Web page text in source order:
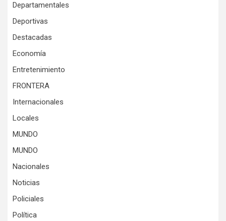
Departamentales
Deportivas
Destacadas
Economía
Entretenimiento
FRONTERA
Internacionales
Locales
MUNDO
MUNDO
Nacionales
Noticias
Policiales
Política